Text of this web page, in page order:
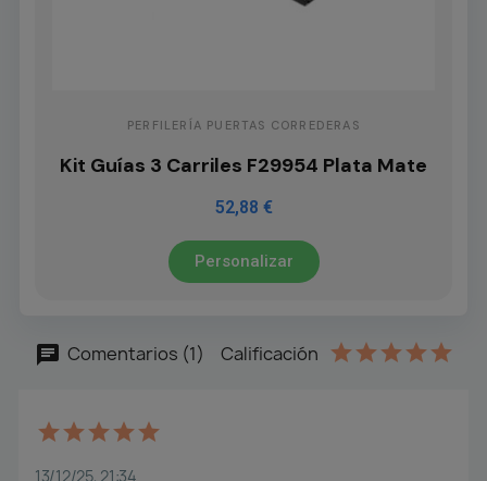
PERFILERÍA PUERTAS CORREDERAS
Kit Guías 3 Carriles F29954 Plata Mate
52,88 €
Personalizar
Comentarios (1) Calificación
13/12/25, 21:34